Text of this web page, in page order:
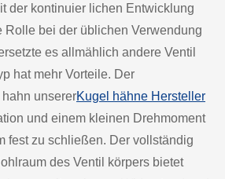
der kontinuier lichen Entwicklung
Rolle bei der üblichen Verwendung
es allmählich andere Ventil
hat mehr Vorteile. Der
unsererKugel hähne Hersteller
und einem kleinen Drehmoment
fest zu schließen. Der vollständig
des Ventil körpers bietet